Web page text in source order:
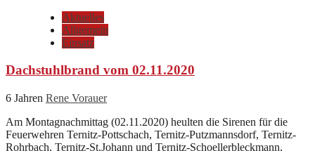
Aktuelles
Allgemein
Einsatz
Dachstuhlbrand vom 02.11.2020
6 Jahren Rene Vorauer
Am Montagnachmittag (02.11.2020) heulten die Sirenen für die
Feuerwehren Ternitz-Pottschach, Ternitz-Putzmannsdorf, Ternitz-
Rohrbach, Ternitz-St.Johann und Ternitz-Schoellerbleckmann,